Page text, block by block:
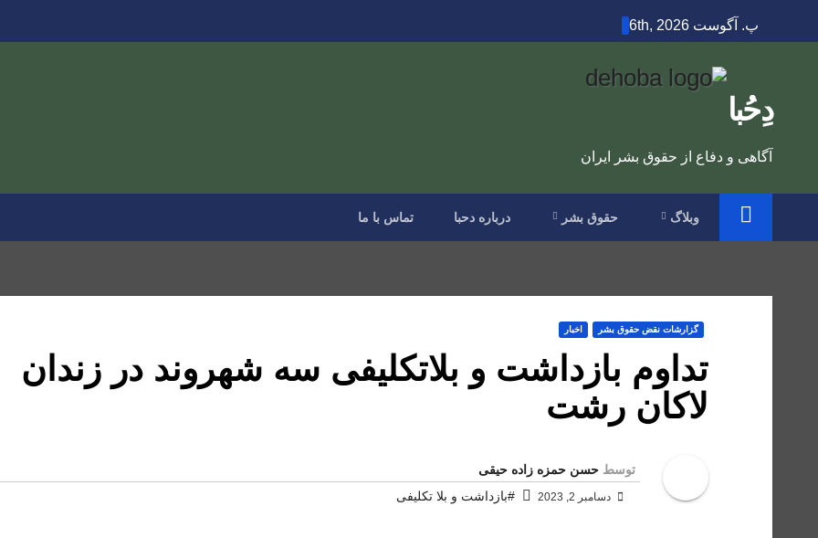
to
پ. آگوست 6th, 2026
دِحُبا
آگاهی و دفاع از حقوق بشر ایران
وبلاگ حقوق بشر درباره دحبا تماس با ما
گزارشات نقض حقوق بشر اخبار
تداوم بازداشت و بلاتکلیفی سه شهروند در زندان
لاکان رشت
توسط حسن حمزه زاده حیقی
دسامبر 2, 2023 #بازداشت و بلا تکلیفی